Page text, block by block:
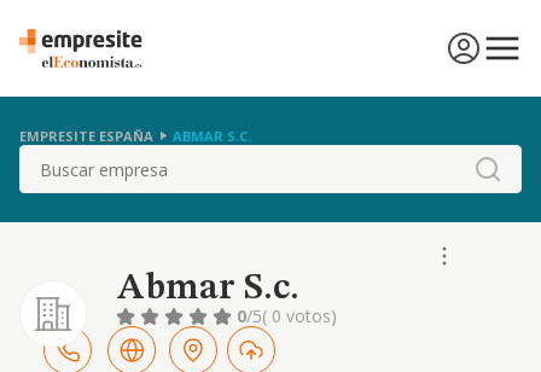
EMPRESITE ESPAÑA ABMAR S.C.
Buscar
Abmar S.c.
0/5( 0 votos)